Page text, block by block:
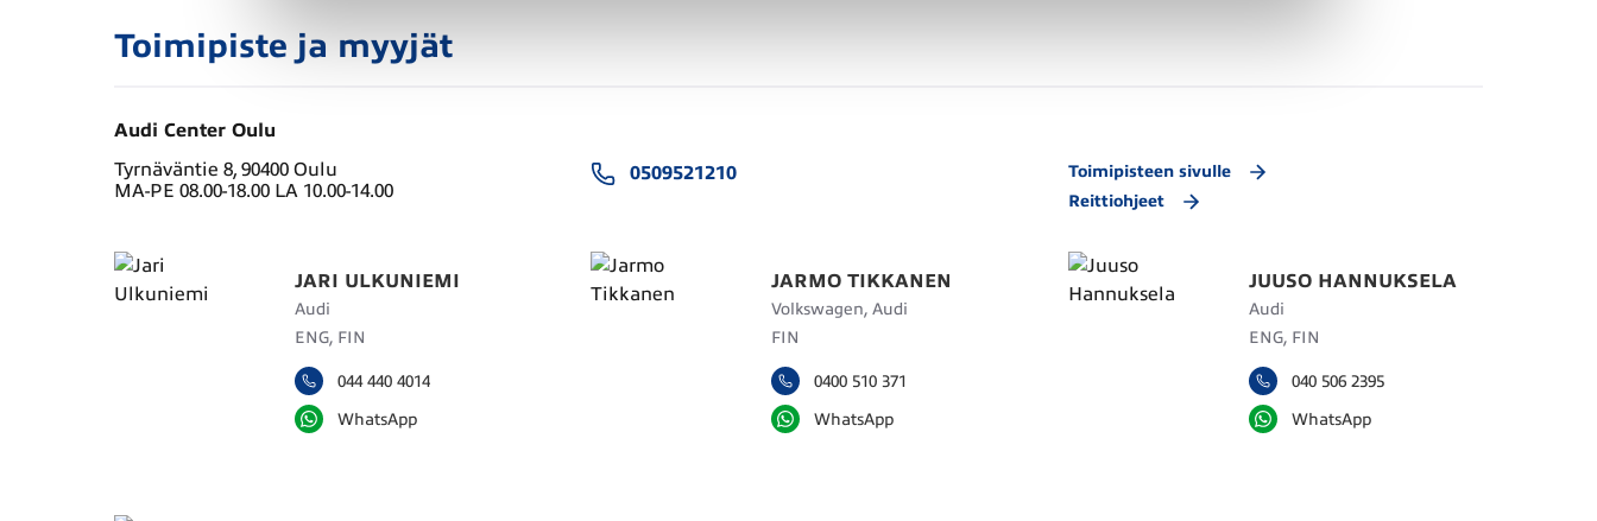
Toimipiste ja myyjät
Audi Center Oulu
Tyrnäväntie 8, 90400 Oulu
MA-PE 08.00-18.00 LA 10.00-14.00
0509521210
Toimipisteen sivulle
Reittiohjeet
JARI ULKUNIEMI
Audi
ENG, FIN
044 440 4014
WhatsApp
JARMO TIKKANEN
Volkswagen, Audi
FIN
0400 510 371
WhatsApp
JUUSO HANNUKSELA
Audi
ENG, FIN
040 506 2395
WhatsApp